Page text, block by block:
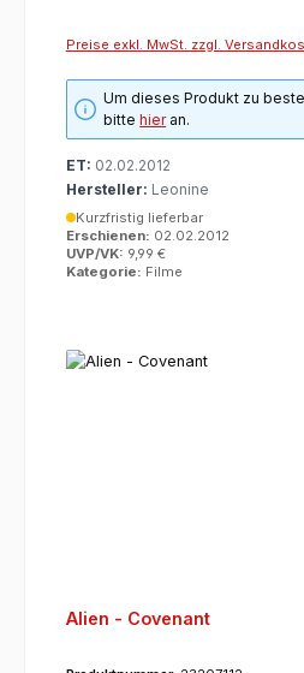
Preise exkl. MwSt. zzgl.
Um dieses Produkt zu
bittehieran.
ET: 02.02.2012
Hersteller: Leonine
Kurzfristig lieferbar
Erschienen: 02.02.2012
UVP/VK: 9,99 €
Kategorie: Filme
Alien - Covenant